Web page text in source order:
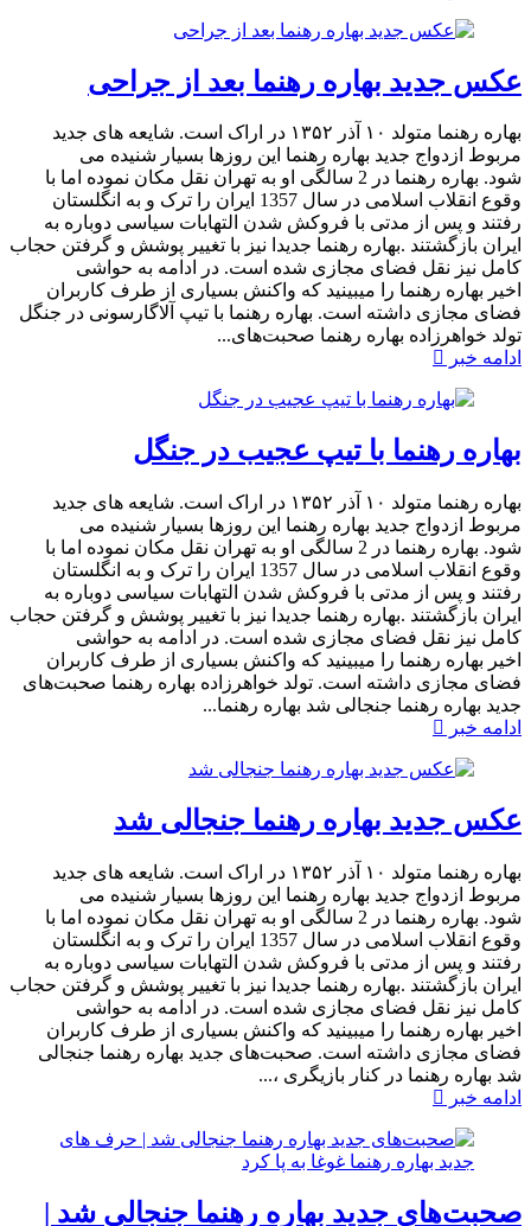
عکس جدید بهاره رهنما بعد از جراحی
بهاره رهنما متولد ۱۰ آذر ۱۳۵۲ در اراک است. شایعه های جدید
مربوط ازدواج جدید بهاره رهنما این روزها بسیار شنیده می
شود. بهاره رهنما در 2 سالگی او به تهران نقل مکان نموده اما با
وقوع انقلاب اسلامی در سال 1357 ایران را ترک و به انگلستان
رفتند و پس از مدتی با فروکش شدن التهابات سیاسی دوباره به
ایران بازگشتند .بهاره رهنما جدیدا نیز با تغییر پوشش و گرفتن حجاب
کامل نیز نقل فضای مجازی شده است. در ادامه به حواشی
اخیر بهاره رهنما را میبینید که واکنش بسیاری از طرف کاربران
فضای مجازی داشته است.​ بهاره رهنما با تیپ آلاگارسونی در جنگل
تولد خواهرزاده بهاره رهنما صحبت‌های...
ادامه خبر
بهاره رهنما با تیپ عجیب در جنگل
بهاره رهنما متولد ۱۰ آذر ۱۳۵۲ در اراک است. شایعه های جدید
مربوط ازدواج جدید بهاره رهنما این روزها بسیار شنیده می
شود. بهاره رهنما در 2 سالگی او به تهران نقل مکان نموده اما با
وقوع انقلاب اسلامی در سال 1357 ایران را ترک و به انگلستان
رفتند و پس از مدتی با فروکش شدن التهابات سیاسی دوباره به
ایران بازگشتند .بهاره رهنما جدیدا نیز با تغییر پوشش و گرفتن حجاب
کامل نیز نقل فضای مجازی شده است. در ادامه به حواشی
اخیر بهاره رهنما را میبینید که واکنش بسیاری از طرف کاربران
فضای مجازی داشته است.​ تولد خواهرزاده بهاره رهنما صحبت‌های
جدید بهاره رهنما جنجالی شد بهاره رهنما...
ادامه خبر
عکس جدید بهاره رهنما جنجالی شد
بهاره رهنما متولد ۱۰ آذر ۱۳۵۲ در اراک است. شایعه های جدید
مربوط ازدواج جدید بهاره رهنما این روزها بسیار شنیده می
شود. بهاره رهنما در 2 سالگی او به تهران نقل مکان نموده اما با
وقوع انقلاب اسلامی در سال 1357 ایران را ترک و به انگلستان
رفتند و پس از مدتی با فروکش شدن التهابات سیاسی دوباره به
ایران بازگشتند .بهاره رهنما جدیدا نیز با تغییر پوشش و گرفتن حجاب
کامل نیز نقل فضای مجازی شده است. در ادامه به حواشی
اخیر بهاره رهنما را میبینید که واکنش بسیاری از طرف کاربران
فضای مجازی داشته است.​ صحبت‌های جدید بهاره رهنما جنجالی
شد بهاره رهنما در کنار بازیگری ،...
ادامه خبر
صحبت‌های جدید بهاره رهنما جنجالی شد |